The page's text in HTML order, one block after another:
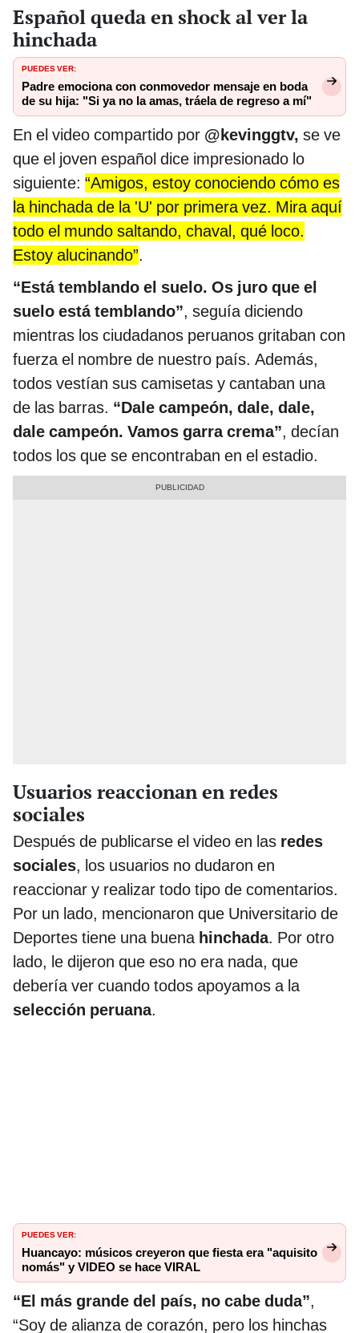
Español queda en shock al ver la
hinchada
PUEDES VER:
Padre emociona con conmovedor mensaje en boda
de su hija: "Si ya no la amas, tráela de regreso a mí"
En el video compartido por @kevinggtv, se ve
que el joven español dice impresionado lo
siguiente: “Amigos, estoy conociendo cómo es
la hinchada de la 'U' por primera vez. Mira aquí
todo el mundo saltando, chaval, qué loco.
Estoy alucinando”.
“Está temblando el suelo. Os juro que el
suelo está temblando”, seguía diciendo
mientras los ciudadanos peruanos gritaban con
fuerza el nombre de nuestro país. Además,
todos vestían sus camisetas y cantaban una
de las barras. “Dale campeón, dale, dale,
dale campeón. Vamos garra crema”, decían
todos los que se encontraban en el estadio.
Usuarios reaccionan en redes
sociales
Después de publicarse el video en las redes
sociales, los usuarios no dudaron en
reaccionar y realizar todo tipo de comentarios.
Por un lado, mencionaron que Universitario de
Deportes tiene una buena hinchada. Por otro
lado, le dijeron que eso no era nada, que
debería ver cuando todos apoyamos a la
selección peruana.
PUEDES VER:
Huancayo: músicos creyeron que fiesta era "aquisito
nomás" y VIDEO se hace VIRAL
“El más grande del país, no cabe duda”,
“Soy de alianza de corazón, pero los hinchas